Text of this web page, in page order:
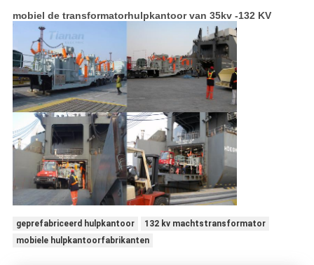
mobiel de transformatorhulpkantoor van 35kv -132 KV
geprefabriceerd hulpkantoor
132 kv machtstransformator
mobiele hulpkantoorfabrikanten